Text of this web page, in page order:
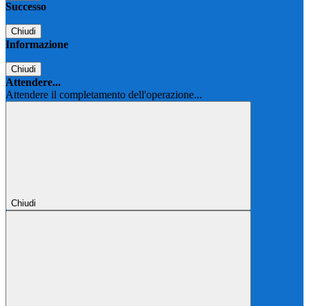
Successo
Chiudi
Informazione
Chiudi
Attendere...
Attendere il completamento dell'operazione...
Chiudi